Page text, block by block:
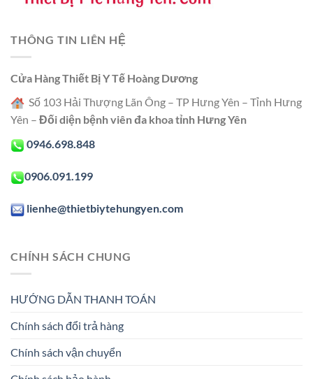
THÔNG TIN LIÊN HỆ
Cửa Hàng Thiết Bị Y Tế Hoàng Dương
Số 103 Hải Thượng Lãn Ông – TP Hưng Yên – Tỉnh Hưng
Yên – Đối diện bệnh viên đa khoa tỉnh Hưng Yên
0946.698.848
0906.091.199
lienhe@thietbiytehungyen.com
CHÍNH SÁCH CHUNG
HƯỚNG DẪN THANH TOÁN
Chính sách đổi trả hàng
Chính sách vận chuyển